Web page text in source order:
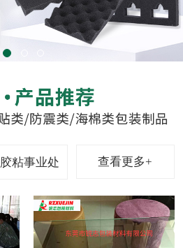
胶粘事业处 查看更多+